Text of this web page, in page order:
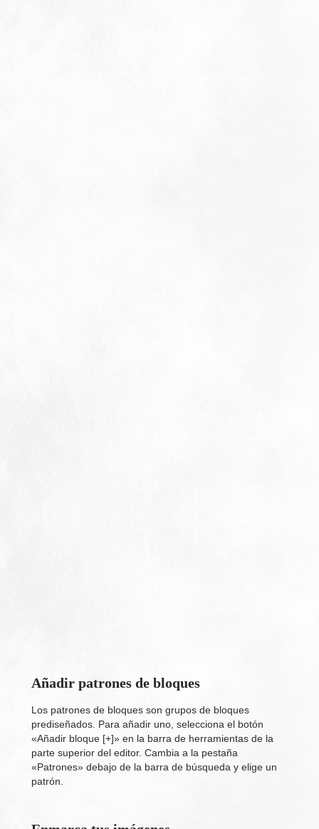
Añadir patrones de bloques
Los patrones de bloques son grupos de bloques
prediseñados. Para añadir uno, selecciona el botón
«Añadir bloque [+]» en la barra de herramientas de la
parte superior del editor. Cambia a la pestaña
«Patrones» debajo de la barra de búsqueda y elige un
patrón.